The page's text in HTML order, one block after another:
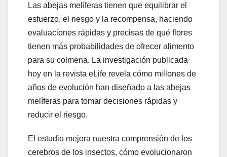
Las abejas melíferas tienen que equilibrar el
esfuerzo, el riesgo y la recompensa, haciendo
evaluaciones rápidas y precisas de qué flores
tienen más probabilidades de ofrecer alimento
para su colmena. La investigación publicada
hoy en la revista eLife revela cómo millones de
años de evolución han diseñado a las abejas
melíferas para tomar decisiones rápidas y
reducir el riesgo.
El estudio mejora nuestra comprensión de los
cerebros de los insectos, cómo evolucionaron